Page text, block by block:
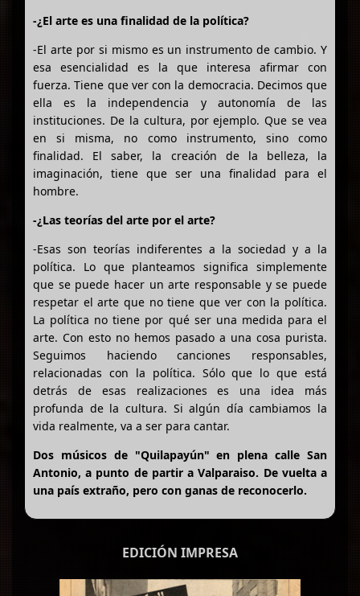
-¿El arte es una finalidad de la política?
-El arte por si mismo es un instrumento de cambio. Y
esa esencialidad es la que interesa afirmar con
fuerza. Tiene que ver con la democracia. Decimos que
ella es la independencia y autonomía de las
instituciones. De la cultura, por ejemplo. Que se vea
en si misma, no como instrumento, sino como
finalidad. El saber, la creación de la belleza, la
imaginación, tiene que ser una finalidad para el
hombre.
-¿Las teorías del arte por el arte?
-Esas son teorías indiferentes a la sociedad y a la
política. Lo que planteamos significa simplemente
que se puede hacer un arte responsable y se puede
respetar el arte que no tiene que ver con la política.
La política no tiene por qué ser una medida para el
arte. Con esto no hemos pasado a una cosa purista.
Seguimos haciendo canciones responsables,
relacionadas con la política. Sólo que lo que está
detrás de esas realizaciones es una idea más
profunda de la cultura. Si algún día cambiamos la
vida realmente, va a ser para cantar.
Dos músicos de "Quilapayún" en plena calle San
Antonio, a punto de partir a Valparaiso. De vuelta a
una país extraño, pero con ganas de reconocerlo.
EDICIÓN IMPRESA